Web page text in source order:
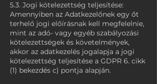
5.3. Jogi kötelezettség teljesítése:
Amennyiben az Adatkezelőnek egy őt
terhelő jogi előírásnak kell megfelelnie,
mint az adó- vagy egyéb szabályozási
kötelezettségek és követelmények,
akkor az adatkezelés jogalapja a jogi
kötelezettség teljesítése a GDPR 6. cikk
(1) bekezdés c) pontja alapján.